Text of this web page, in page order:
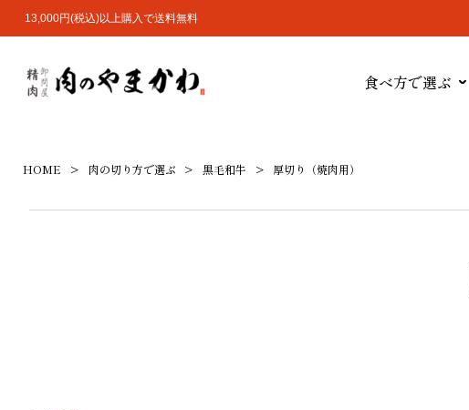
13,000円(税込)以上購入で送料無料
食べ方で選ぶ
HOME 肉の切り方で選ぶ 黒毛和牛 厚切り（焼肉用）